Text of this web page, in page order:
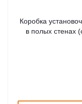
Коробка
в полых стенах